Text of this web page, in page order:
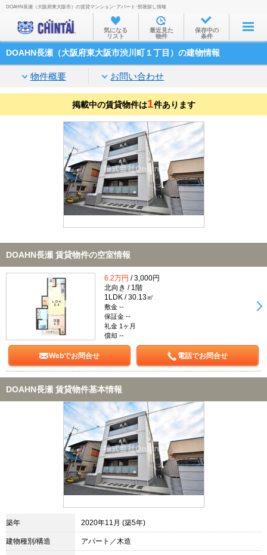
お部屋を探す
沿線・駅から
家賃相場から
通勤通学時間から
物件特集から
不動産会社から
TOP
DOAHN長瀬（大阪府東大阪市）の賃貸マンション･アパート･部屋探し情報
気になる
リスト
最近見た
物件
保存中の
条件
DOAHN長瀬（大阪府東大阪市渋川町１丁目）の建物情報
物件概要 お問い合わせ
掲載中の賃貸物件は1件あります
DOAHN長瀬 賃貸物件の空室情報
6.2万円 / 3,000円
北向き / 1階
1LDK / 30.13㎡
敷金 --
保証金 --
礼金 1ヶ月
償却 --
Webでお問合せ 電話でお問合せ
DOAHN長瀬 賃貸物件基本情報
築年 2020年11月 (築5年)
建物種別/構造 アパート／木造